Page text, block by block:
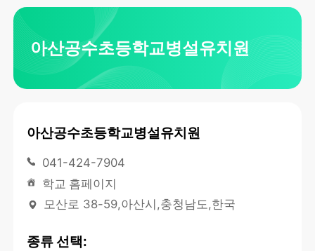
블로그
아산공수초등학교병설유치원
아산공수초등학교병설유치원
041-424-7904
학교 홈페이지
모산로 38-59,아산시,충청남도,한국
종류 선택: